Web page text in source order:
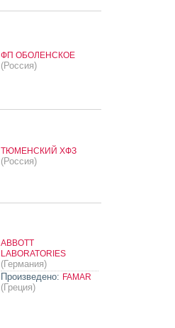
ФП ОБОЛЕНСКОЕ
(Россия)
ТЮМЕНСКИЙ ХФЗ
(Россия)
ABBOTT
LABORATORIES
(Германия)
Произведено: FAMAR
(Греция)